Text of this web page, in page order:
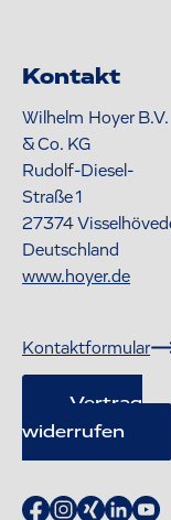
Kontakt
Wilhelm Hoyer B.V.
& Co. KG
Rudolf-Diesel-
Straße 1
27374
Deutschland
www.hoyer.de
Kontaktformular
Vertrag
widerrufen